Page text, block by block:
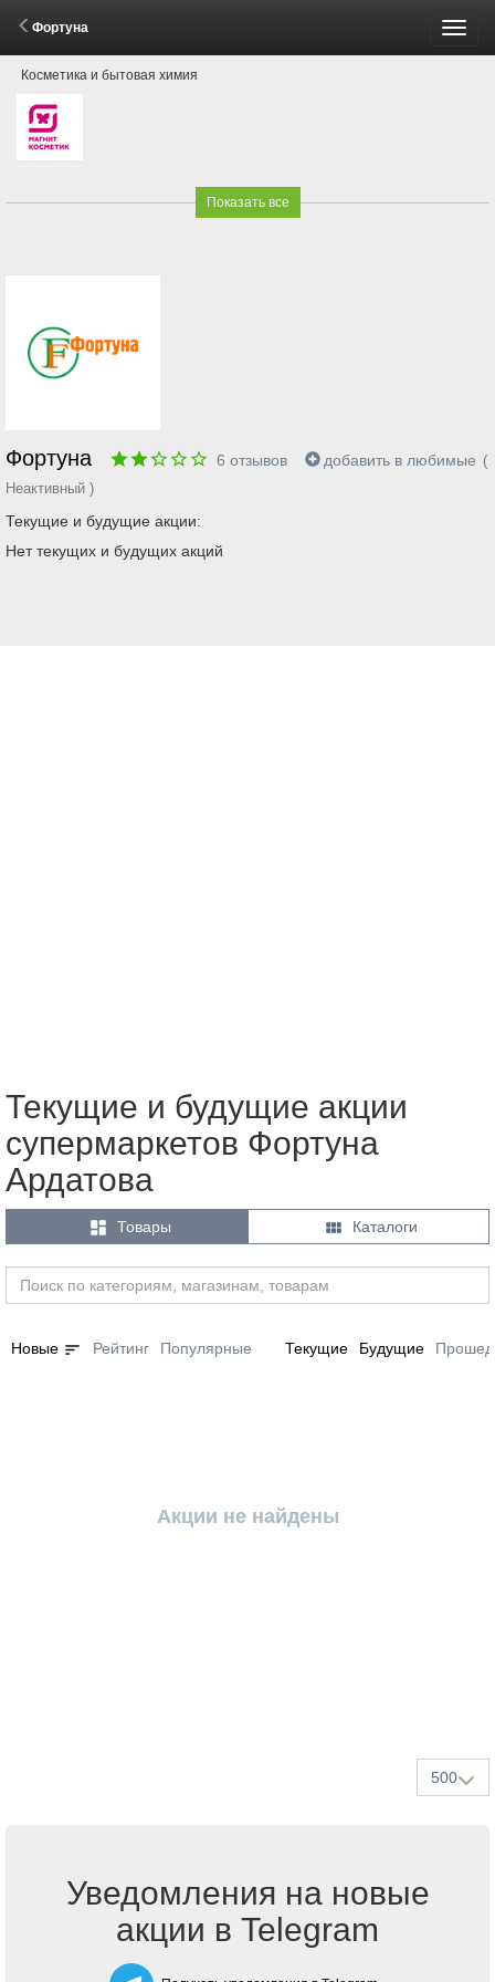
Фортуна
Косметика и бытовая химия
Показать все
Фортуна 6 отзывов добавить в любимые (
Неактивный )
Текущие и будущие акции:
Нет текущих и будущих акций
Текущие и будущие акции
супермаркетов Фортуна
Ардатова
 Товары  Каталоги
Новые sort Рейтинг Популярные Текущие Будущие
Акции не найдены
500
Уведомления на новые
акции в Telegram